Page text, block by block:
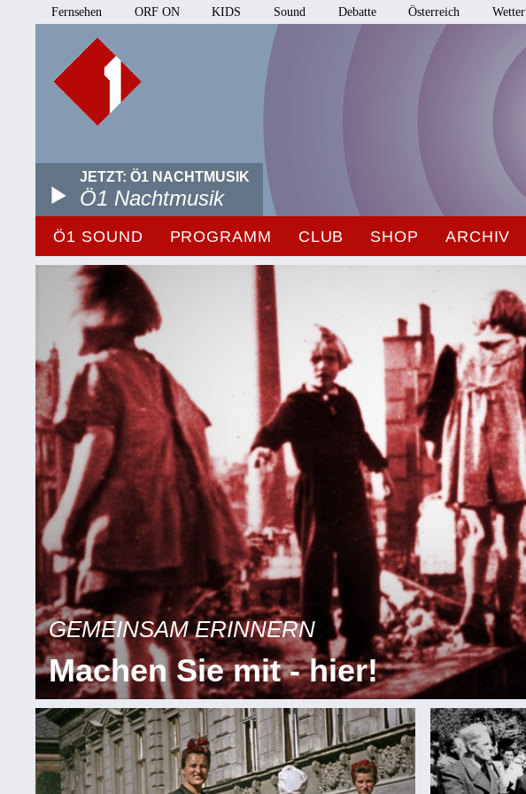
Fernsehen ORF ON KIDS Sound Debatte Österreich Wetter
JETZT: Ö1 NACHTMUSIK
Ö1 Nachtmusik
Ö1 SOUND PROGRAMM CLUB SHOP ARCHIV
GEMEINSAM ERINNERN
Machen Sie mit - hier!